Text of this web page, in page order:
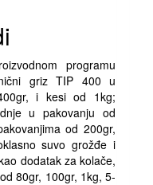
programu
griz TIP 400 u
i kesi od 1kg;
u pakovanju od
od 200gr,
suvo grožđe i
dodatak za kolače,
80gr, 100gr, 1kg, 5-